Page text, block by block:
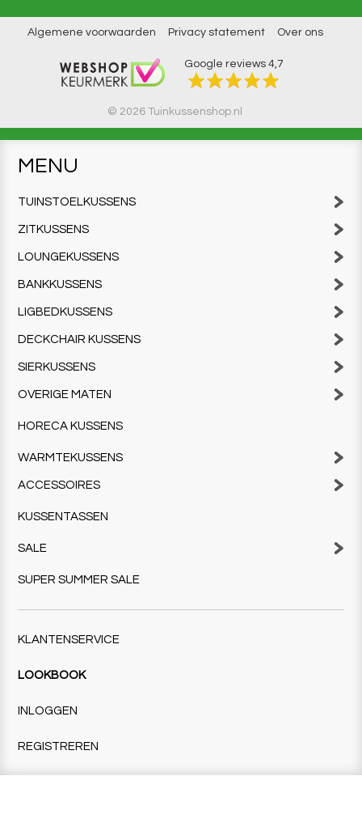
Algemene voorwaarden Privacy statement Over ons
Google reviews 4,7
© 2026 Tuinkussenshop.nl
MENU
TUINSTOELKUSSENS
ZITKUSSENS
LOUNGEKUSSENS
BANKKUSSENS
LIGBEDKUSSENS
DECKCHAIR KUSSENS
SIERKUSSENS
OVERIGE MATEN
HORECA KUSSENS
WARMTEKUSSENS
ACCESSOIRES
KUSSENTASSEN
SALE
SUPER SUMMER SALE
KLANTENSERVICE
LOOKBOOK
INLOGGEN
REGISTREREN